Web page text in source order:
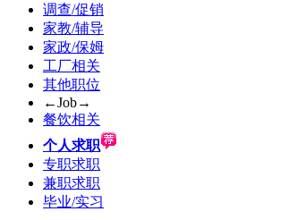
调查/促销
家教/辅导
家政/保姆
工厂相关
其他职位
←Job→
餐饮相关
个人求职
专职求职
兼职求职
毕业/实习